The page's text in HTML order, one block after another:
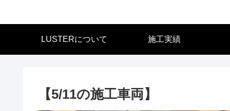
LUSTERについて 施工実績
【5/11の施工車両】